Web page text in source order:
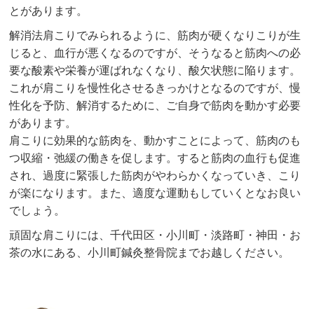
とがあります。
解消法肩こりでみられるように、筋肉が硬くなりこりが生
じると、血行が悪くなるのですが、そうなると筋肉への必
要な酸素や栄養が運ばれなくなり、酸欠状態に陥ります。
これが肩こりを慢性化させるきっかけとなるのですが、慢
性化を予防、解消するために、ご自身で筋肉を動かす必要
があります。
肩こりに効果的な筋肉を、動かすことによって、筋肉のも
つ収縮・弛緩の働きを促します。すると筋肉の血行も促進
され、過度に緊張した筋肉がやわらかくなっていき、こり
が楽になります。また、適度な運動もしていくとなお良い
でしょう。
頑固な肩こりには、千代田区・小川町・淡路町・神田・お
茶の水にある、小川町鍼灸整骨院までお越しください。